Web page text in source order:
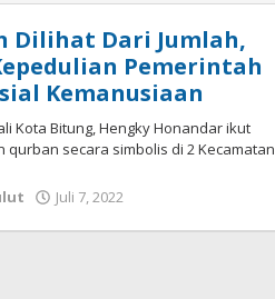
Dilihat Dari Jumlah,
Pemerintah
Kemanusiaan
Kota Bitung, Hengky Honandar ikut
secara simbolis di 2 Kecamatan
Juli 7, 2022